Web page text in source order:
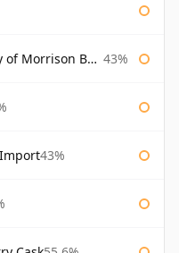
Bowmore 43%
43%